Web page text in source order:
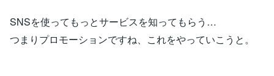
SNSを使ってもっとサービスを知ってもらう…
つまりプロモーションですね、これをやっていこうと。